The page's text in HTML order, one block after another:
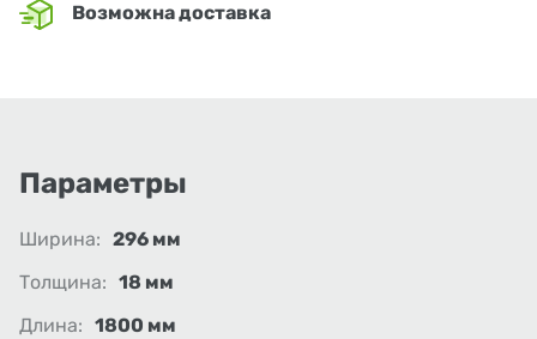
Возможна доставка
Параметры
Ширина: 296 мм
Толщина: 18 мм
Длина: 1800 мм